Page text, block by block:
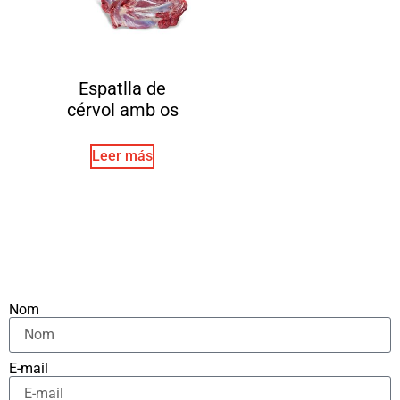
Espatlla de
cérvol amb os
Leer más
Nom
E-mail